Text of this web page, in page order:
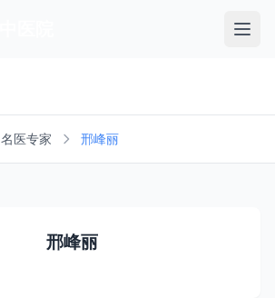
名医专家 邢峰丽
邢峰丽